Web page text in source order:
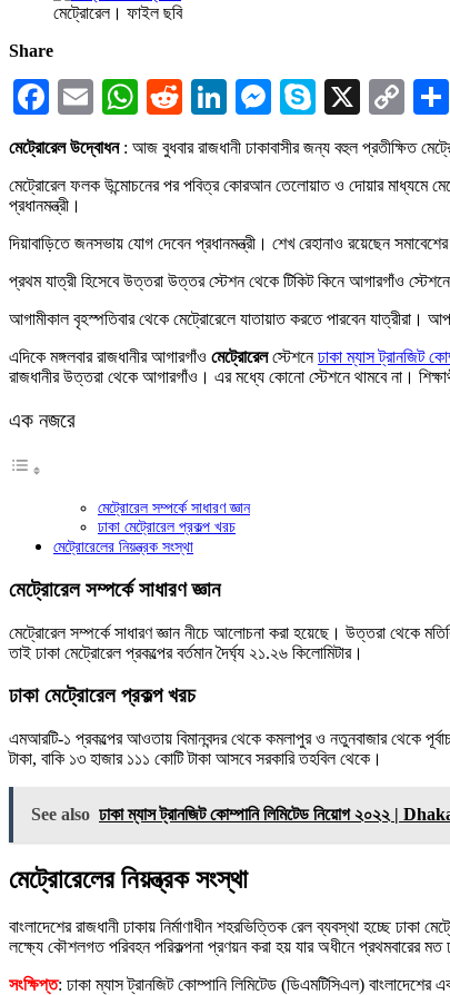
মেট্রোরেল। ফাইল ছবি
Share
Facebook
EmailWhatsApp
RedditLinkedIn
Messenger
Skype
X
মেট্রোরেল উদ্বোধন: আজ বুধবার রাজধানী ঢাকাবাসীর জন্য বহুল প্রতীক্ষিত
মেট্রোরেল ফলক উন্মোচনের পর পবিত্র কোরআন তেলোয়াত ও দোয়ার মাধ্যমে
প্রধানমন্ত্রী।
দিয়াবাড়িতে জনসভায় যোগ দেবেন প্রধানমন্ত্রী। শেখ রেহানাও রয়েছেন
প্রথম যাত্রী হিসেবে উত্তরা উত্তর স্টেশন থেকে টিকিট কিনে আগারগাঁও স্টেশনে
আগামীকাল বৃহস্পতিবার থেকে মেট্রোরেলে যাতায়াত করতে পারবেন
এদিকে মঙ্গলবার রাজধানীর আগারগাঁও মেট্রোরেলস্টেশনেঢাকা ম্যাস ট্রানজিট
রাজধানীর উত্তরা থেকে আগারগাঁও। এর মধ্যে কোনো স্টেশনে থামবে না।
এক নজরে
মেট্রোরেল সম্পর্কে সাধারণ জ্ঞান
ঢাকা মেট্রোরেল প্রকল্প খরচ
মেট্রোরেলের নিয়ন্ত্রক সংস্থা
মেট্রোরেল সম্পর্কে সাধারণ জ্ঞান
মেট্রোরেল সম্পর্কে সাধারণ জ্ঞান নীচে আলোচনা করা হয়েছে। উত্তরা থেকে
তাই ঢাকা মেট্রোরেল প্রকল্পের বর্তমান দৈর্ঘ্য ২১.২৬ কিলোমিটার।
ঢাকা মেট্রোরেল প্রকল্প খরচ
এমআরটি-১ প্রকল্পের আওতায় বিমানবন্দর থেকে কমলাপুর ও নতুনবাজার থেকে
টাকা, বাকি ১৩ হাজার ১১১ কোটি টাকা আসবে সরকারি তহবিল থেকে।
See also ঢাকা ম্যাস ট্রানজিট কোম্পানি লিমিটেড নিয়োগ ২০২২
মেট্রোরেলের নিয়ন্ত্রক সংস্থা
বাংলাদেশের রাজধানী ঢাকায় নির্মাণাধীন শহরভিত্তিক রেল ব্যবস্থা হচ্ছে
লক্ষ্যে কৌশলগত পরিবহন পরিকল্পনা প্রণয়ন করা হয় যার অধীনে প্রথমবারের মত
সংক্ষিপ্ত: ঢাকা ম্যাস ট্রানজিট কোম্পানি লিমিটেড (ডিএমটিসিএল) বাংলাদেশের